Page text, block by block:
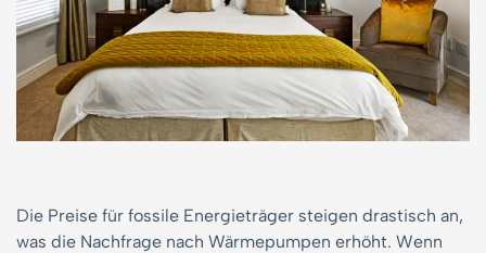
Die Preise für fossile Energieträger steigen drastisch an,
was die Nachfrage nach Wärmepumpen erhöht. Wenn